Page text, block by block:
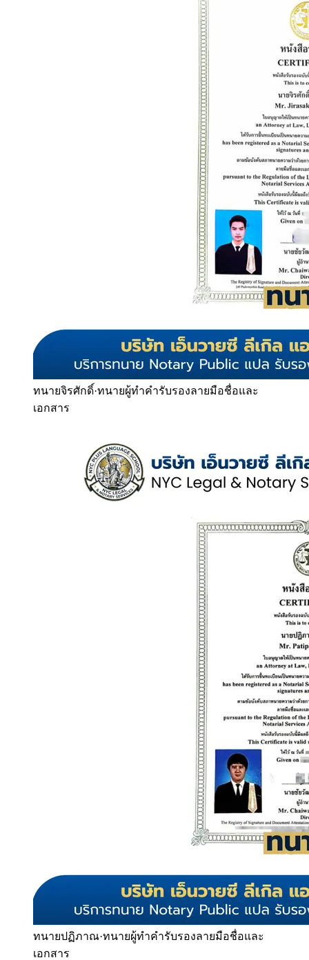
ทนายจิรศักดิ์·ทนายผู้ทำคำรับรองลายมือชื่อและ
เอกสาร
ทนายปฏิภาณ·ทนายผู้ทำคำรับรองลายมือชื่อและ
เอกสาร